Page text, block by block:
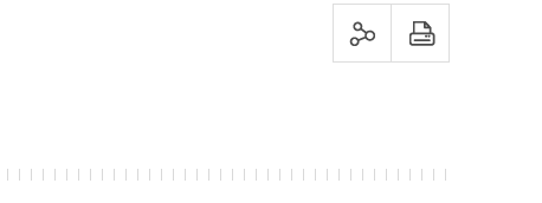
sns 공유하기 프린트하기